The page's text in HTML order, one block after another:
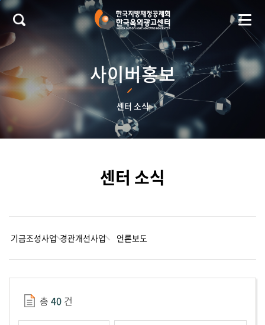
본문 바로가기
사이버홍보
센터 소식
센터 소식
기금조성사업 경관개선사업 언론보도
총 40 건